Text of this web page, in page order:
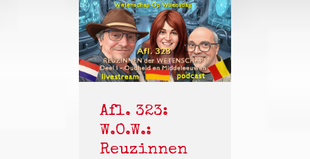
Afl. 323:
W.O.W.:
Reuzinnen